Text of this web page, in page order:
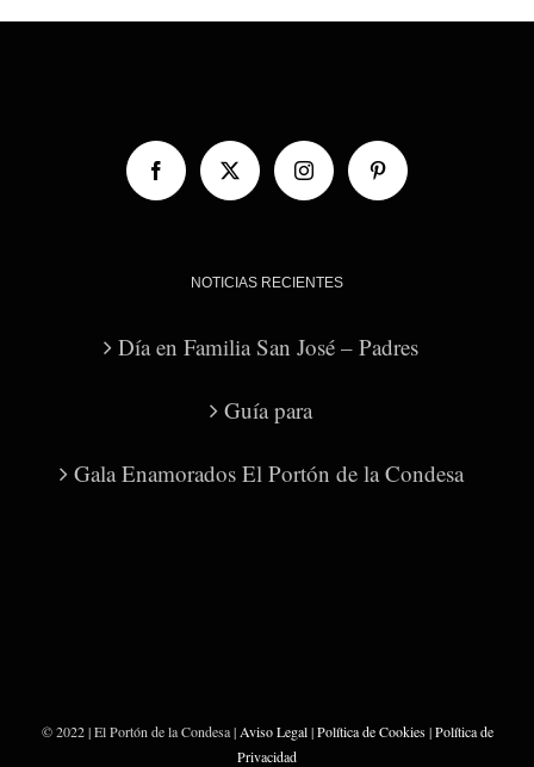
NOTICIAS RECIENTES
Día en Familia San José – Padres
Guía para
Gala Enamorados El Portón de la Condesa
© 2022 | El Portón de la Condesa |Aviso Legal|Política de Cookies|Política de
Privacidad